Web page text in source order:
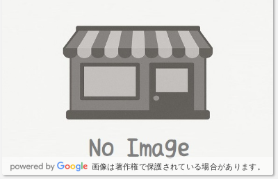
画像は著作権で保護されている場合があります。